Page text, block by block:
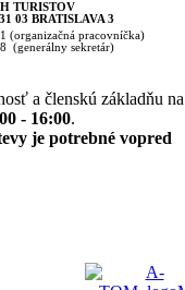
TURISTOV
03 BRATISLAVA 3
(organizačná pracovníčka)
(generálny sekretár)
a členskú základňu na
- 16:00.
je potrebné vopred